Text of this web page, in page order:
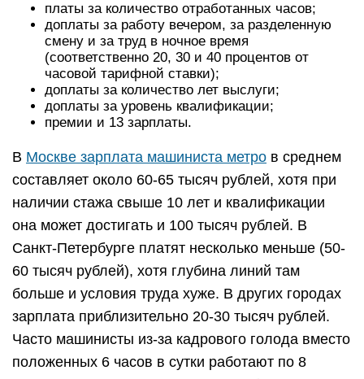
платы за количество отработанных часов;
доплаты за работу вечером, за разделенную
смену и за труд в ночное время
(соответственно 20, 30 и 40 процентов от
часовой тарифной ставки);
доплаты за количество лет выслуги;
доплаты за уровень квалификации;
премии и 13 зарплаты.
В Москве зарплата машиниста метро в среднем
составляет около 60-65 тысяч рублей, хотя при
наличии стажа свыше 10 лет и квалификации
она может достигать и 100 тысяч рублей. В
Санкт-Петербурге платят несколько меньше (50-
60 тысяч рублей), хотя глубина линий там
больше и условия труда хуже. В других городах
зарплата приблизительно 20-30 тысяч рублей.
Часто машинисты из-за кадрового голода вместо
положенных 6 часов в сутки работают по 8